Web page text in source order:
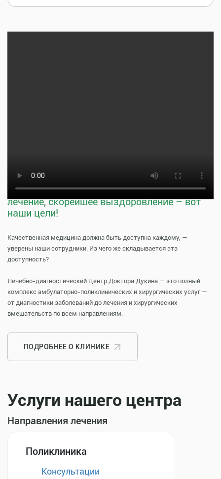
Тщательная профилактика, качественное
лечение, скорейшее выздоровление – вот
наши цели!
Качественная медицина должна быть доступна каждому, —
уверены наши сотрудники. Из чего же складывается эта
доступность?
Лечебно-диагностический Центр Доктора Дукина — это полный
комплекс амбулаторно-поликлинических и хирургических услуг —
от диагностики заболеваний до лечения и хирургических
вмешательств по всем направлениям.
ПОДРОБНЕЕ О КЛИНИКЕ
Услуги нашего центра
Направления лечения
Поликлиника
Консультации